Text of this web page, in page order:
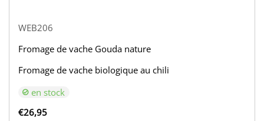
WEB206
Fromage de vache Gouda nature
Fromage de vache biologique au chili
en stock
€26,95